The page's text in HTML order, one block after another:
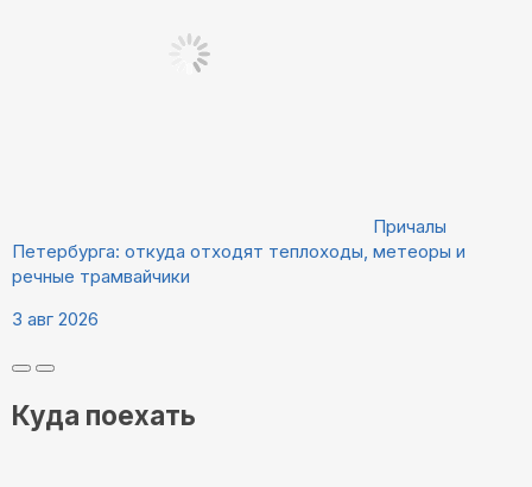
Причалы
Петербурга: откуда отходят теплоходы, метеоры и
речные трамвайчики
3 авг 2026
Куда поехать